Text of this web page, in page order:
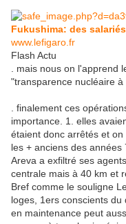
Fukushima: des
www.lefigaro.fr
Flash Actu
. mais nous on l'apprend
"transparence nucléaire à
. finalement ces
importance. 1. elles
étaient donc arrêtés et
les + anciens des
Areva a exfiltré ses
centrale mais à 40 km et
Bref comme le souligne
loges, 1ers conscients
en maintenance peut